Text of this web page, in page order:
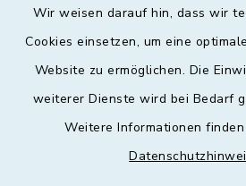
Wir weisen darauf hin, dass wir
Cookies einsetzen, um eine
Website zu ermöglichen. Die
weiterer Dienste wird bei Bedarf
Weitere Informationen